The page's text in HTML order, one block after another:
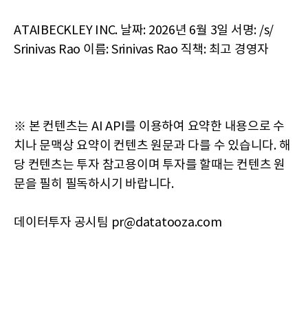
ATAIBECKLEY INC. 날짜: 2026년 6월 3일 서명: /s/
Srinivas Rao 이름: Srinivas Rao 직책: 최고 경영자
※ 본 컨텐츠는 AI API를 이용하여 요약한 내용으로 수
치나 문맥상 요약이 컨텐츠 원문과 다를 수 있습니다. 해
당 컨텐츠는 투자 참고용이며 투자를 할때는 컨텐츠 원
문을 필히 필독하시기 바랍니다.
데이터투자 공시팀 pr@datatooza.com